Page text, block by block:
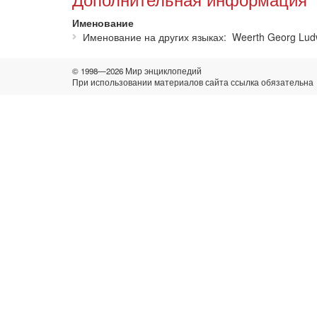
Именование
Именование на других языках Weerth Georg
© 1998—2026 Мир энциклопедий
При использовании материалов сайта ссылка обязательна